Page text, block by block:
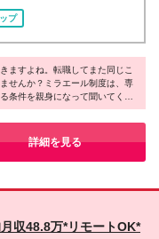
/群馬 18万1500円～ 三
万5000円～ 北海道 17万
～ 福島 16万9500円～ 山
16万5500円～ 長崎 16万
川・千葉・埼玉・名古
幌・仙台・静岡・福岡 試
など）、神奈川、千葉、
新潟、栃木、群馬、つく
古屋、金沢、岐阜、三重、
奈良、広島、岡山、香川、
崎、鹿児島の当社取引先
望を考慮して決定 ◆キレ
◆駅チカで通勤に便利な
す 【勤務地エリ
内メイン 神奈川県……横
……博多・天神 など
プ
ますよね。転職してまた同じこ
せんか？ミラエール制度は、専
条件を親身になって聞いてくれ
とわからないことに悩まされる
が長く働くために必要な要素が
詳細を見る
収48.8万*リモートOK*